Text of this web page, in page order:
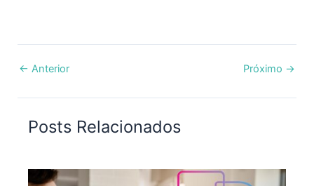
← Anterior Próximo →
Posts Relacionados